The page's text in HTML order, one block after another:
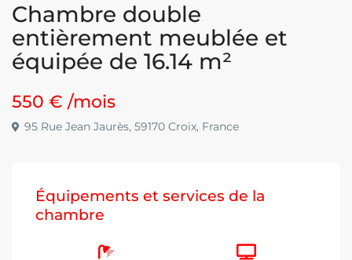
Chambre double
entièrement meublée et
équipée de 16.14 m²
550 €/mois
95 Rue Jean Jaurès, 59170 Croix, France
Équipements et services de la
chambre